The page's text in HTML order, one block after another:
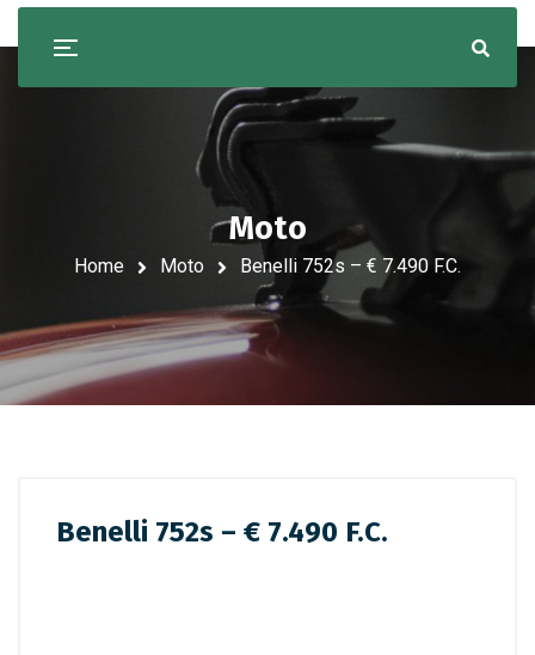
Moto
Home Moto Benelli 752s – € 7.490 F.C.
Benelli 752s – € 7.490 F.C.